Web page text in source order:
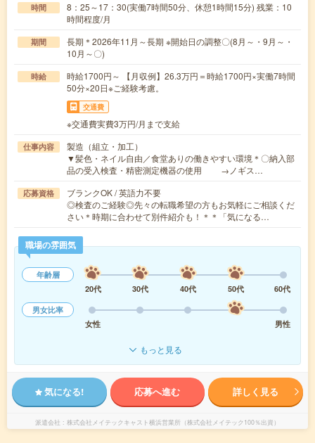
時間
8：25～17：30(実働7時間50分、休憩1時間15分) 残業：10
時間程度/月
期間
長期＊2026年11月～長期 ※開始日の調整〇(8月～・9月～・
10月～〇)
時給
時給1700円～ 【月収例】26.3万円＝時給1700円×実働7時間
50分×20日※ご経験考慮。
交通費
※交通費実費3万円/月まで支給
仕事内容
製造（組立・加工）
▼髪色・ネイル自由／食堂ありの働きやすい環境＊〇納入部
品の受入検査・精密測定機器の使用 →ノギス…
応募資格
ブランクOK / 英語力不要
◎検査のご経験◎先々の転職希望の方もお気軽にご相談くだ
さい＊時期に合わせて別件紹介も！＊＊「気になる…
職場の雰囲気
年齢層
20代
30代 40代 50代
60代
男女比率
女性
男性
もっと見る
気になる! 応募へ進む 詳しく見る
派遣会社 株式会社メイテックキャスト横浜営業所（株式会社メイテック100％出資）